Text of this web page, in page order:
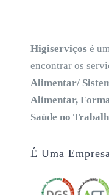
Higiserviços é
encontrar os
Alimentar/
Alimentar,
Saúde no
É Uma